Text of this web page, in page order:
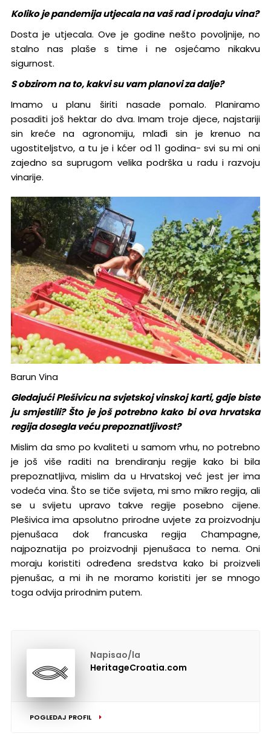
Koliko je pandemija utjecala na vaš rad i prodaju vina?
Dosta je utjecala. Ove je godine nešto povoljnije, no
stalno nas plaše s time i ne osjećamo nikakvu
sigurnost.
S obzirom na to, kakvi su vam planovi za dalje?
Imamo u planu širiti nasade pomalo. Planiramo
posaditi još hektar do dva. Imam troje djece, najstariji
sin kreće na agronomiju, mlađi sin je krenuo na
ugostiteljstvo, a tu je i kćer od 11 godina- svi su mi oni
zajedno sa suprugom velika podrška u radu i razvoju
vinarije.
Barun Vina
Gledajući Plešivicu na svjetskoj vinskoj karti, gdje biste
ju smjestili? Što je još potrebno kako bi ova hrvatska
regija dosegla veću prepoznatljivost?
Mislim da smo po kvaliteti u samom vrhu, no potrebno
je još više raditi na brendiranju regije kako bi bila
prepoznatljiva, mislim da u Hrvatskoj već jest jer ima
vodeća vina. Što se tiče svijeta, mi smo mikro regija, ali
se u svijetu upravo takve regije posebno cijene.
Plešivica ima apsolutno prirodne uvjete za proizvodnju
pjenušaca dok francuska regija Champagne,
najpoznatija po proizvodnji pjenušaca to nema. Oni
moraju koristiti određena sredstva kako bi proizveli
pjenušac, a mi ih ne moramo koristiti jer se mnogo
toga odvija prirodnim putem.
Napisao/la
HeritageCroatia.com
POGLEDAJ PROFIL